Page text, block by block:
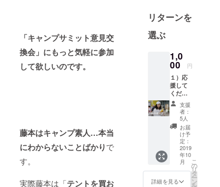
「キャンプサミット意見交
換会」にもっと気軽に参加
して欲しいのです。
藤本はキャンプ素人…本当
にわからないことばかりで
す。
実際藤本は「テントを買お
員会です。
の顔ぶれ
志としてあ
くまで自由
に参画して
います。千
歳で会社や
お店を営む
立場の方、
地域商店街
が盛り上が
ることを願
方、千歳の
リターンを
選ぶ
1,0
00 円
１）応
援して
くだ
さった
あなた
に、藤
本が心
を込め
てお礼
のメー
ルを送
りま
す。
２）今
支援
者：
5人
お届
け予
定：
2019
年10
月
詳細を見る
こ
の
リ
タ
ー
ン